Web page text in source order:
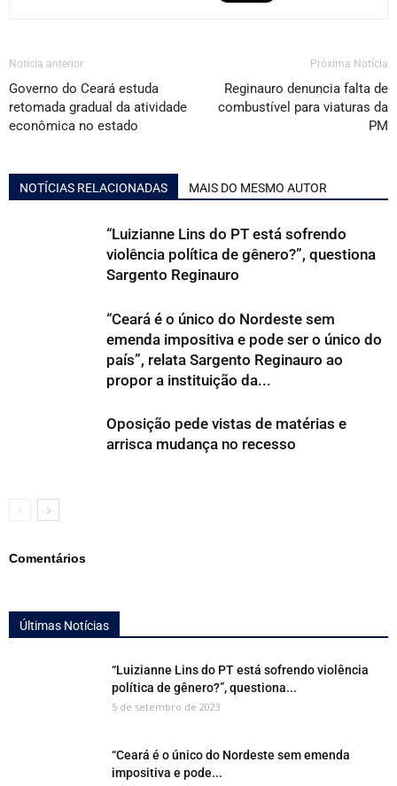
Notícia anterior
Governo do Ceará estuda
retomada gradual da atividade
econômica no estado
Próxima Notícia
Reginauro denuncia falta de
combustível para viaturas da
PM
NOTÍCIAS RELACIONADAS MAIS DO MESMO AUTOR
“Luizianne Lins do PT está sofrendo
violência política de gênero?”, questiona
Sargento Reginauro
“Ceará é o único do Nordeste sem
emenda impositiva e pode ser o único do
país”, relata Sargento Reginauro ao
propor a instituição da...
Oposição pede vistas de matérias e
arrisca mudança no recesso
Comentários
Últimas Notícias
“Luizianne Lins do PT está sofrendo violência
política de gênero?”, questiona...
5 de setembro de 2023
“Ceará é o único do Nordeste sem emenda
impositiva e pode...